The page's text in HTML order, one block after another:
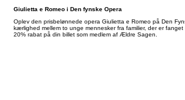
Giulietta e Romeo i Den fynske Opera
Oplev den prisbelønnede opera Giulietta e Romeo på Den
kærlighed mellem to unge mennesker fra familier, der er
20% rabat på din billet som medlem af Ældre Sagen.